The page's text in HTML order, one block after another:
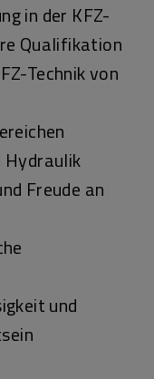
in der KFZ-
Qualifikation
Technik von
Hydraulik
Freude an
und